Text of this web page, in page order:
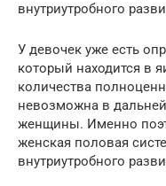
внутриутробного
У девочек уже есть
который находится в
количества
невозможна в
женщины. Именно
женская половая
внутриутробного